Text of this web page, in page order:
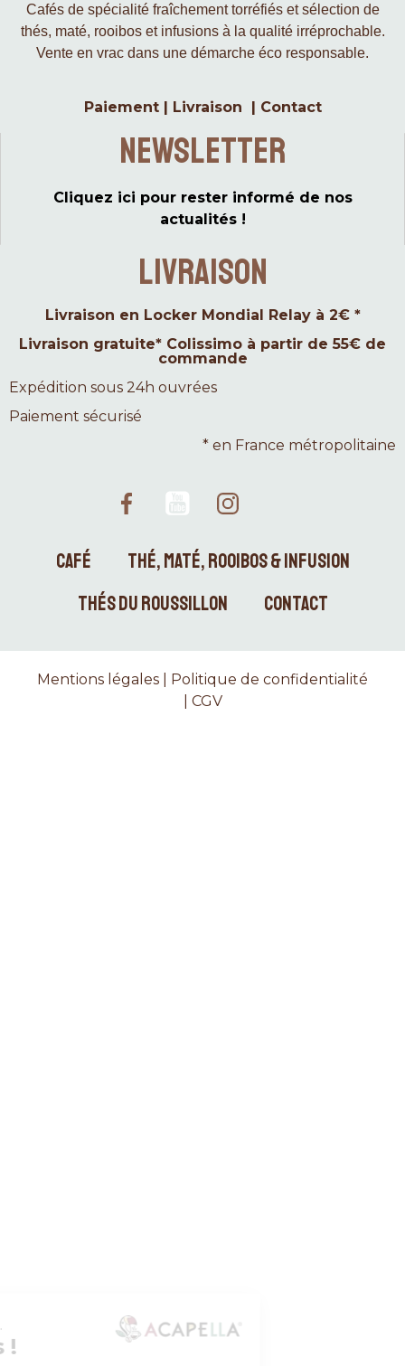
Cafés de spécialité fraîchement torréfiés et sélection de
thés, maté, rooibos et infusions à la qualité irréprochable.
Vente en vrac dans une démarche éco responsable.
Paiement Livraison Contact
Newsletter
Cliquez ici pour rester informé de nos
actualités !
LIVRAISON
Livraison en Locker Mondial Relay à 2€ *
Livraison gratuite* Colissimo à partir de 55€ de
commande
Expédition sous 24h ouvrées
Paiement sécurisé
* en France métropolitaine
CAFÉ
THÉ, MATÉ, ROOIBOS & INFUSION
THÉS DU ROUSSILLON
CONTACT
Mentions légales
Politique de confidentialité
CGV
Salut c'est nous...
les Cookies !